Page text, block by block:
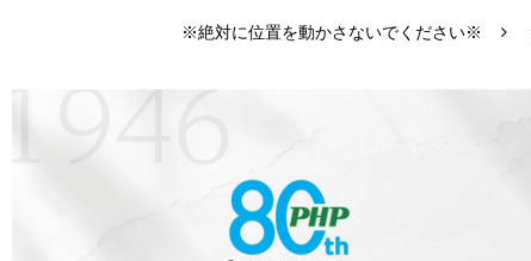
※絶対に位置を動かさないでください※